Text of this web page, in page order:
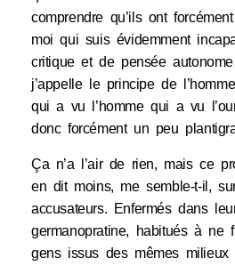
comprendre qu’ils ont
moi qui suis évidemment
critique et de pensée
j’appelle le principe de
qui a vu l’homme qui a vu
donc forcément un peu
Ça n’a l’air de rien, mais ce
en dit moins, me semble-t-il,
accusateurs. Enfermés dans
germanopratine, habitués à ne
gens issus des mêmes milieux